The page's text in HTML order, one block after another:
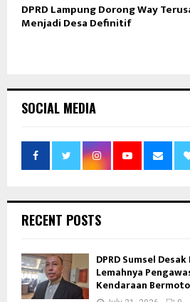
DPRD Lampung Dorong Way
Menjadi Desa Definitif
SOCIAL MEDIA
RECENT POSTS
DPRD Sumsel
Lemahnya
Kendaraan